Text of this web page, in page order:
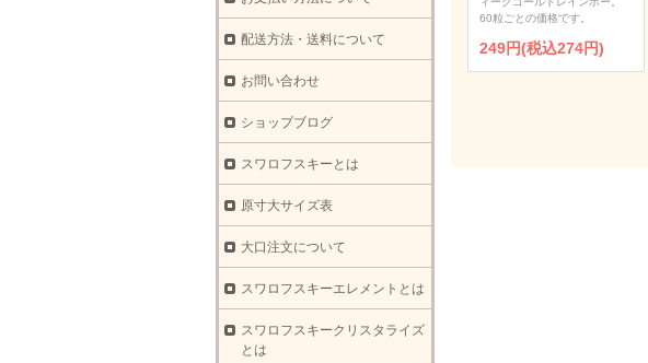
60粒ごとの価格です。
249円(税込274円)
配送方法・送料について
お問い合わせ
ショップブログ
スワロフスキーとは
原寸大サイズ表
大口注文について
スワロフスキーエレメントとは
スワロフスキークリスタライズ
とは